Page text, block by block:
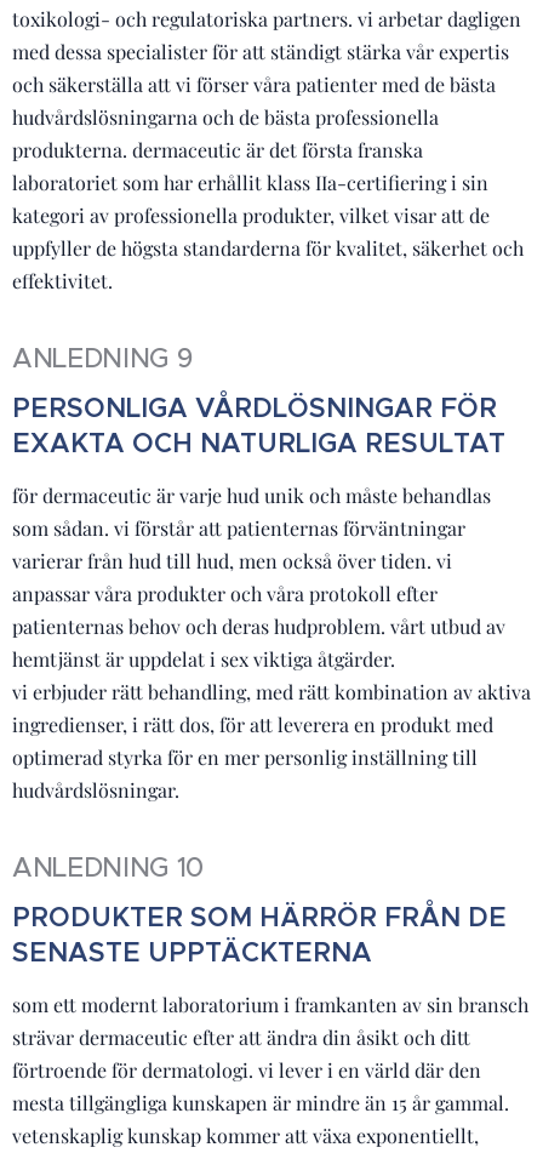
toxikologi- och regulatoriska partners. vi arbetar dagligen
med dessa specialister för att ständigt stärka vår expertis
och säkerställa att vi förser våra patienter med de bästa
hudvårdslösningarna och de bästa professionella
produkterna. dermaceutic är det första franska
laboratoriet som har erhållit klass IIa-certifiering i sin
kategori av professionella produkter, vilket visar att de
uppfyller de högsta standarderna för kvalitet, säkerhet och
effektivitet.
ANLEDNING 9
PERSONLIGA VÅRDLÖSNINGAR FÖR
EXAKTA OCH NATURLIGA RESULTAT
för dermaceutic är varje hud unik och måste behandlas
som sådan. vi förstår att patienternas förväntningar
varierar från hud till hud, men också över tiden. vi
anpassar våra produkter och våra protokoll efter
patienternas behov och deras hudproblem. vårt utbud av
hemtjänst är uppdelat i sex viktiga åtgärder.
vi erbjuder rätt behandling, med rätt kombination av aktiva
ingredienser, i rätt dos, för att leverera en produkt med
optimerad styrka för en mer personlig inställning till
hudvårdslösningar.
ANLEDNING 10
PRODUKTER SOM HÄRRÖR FRÅN DE
SENASTE UPPTÄCKTERNA
som ett modernt laboratorium i framkanten av sin bransch
strävar dermaceutic efter att ändra din åsikt och ditt
förtroende för dermatologi. vi lever i en värld där den
mesta tillgängliga kunskapen är mindre än 15 år gammal.
vetenskaplig kunskap kommer att växa exponentiellt,